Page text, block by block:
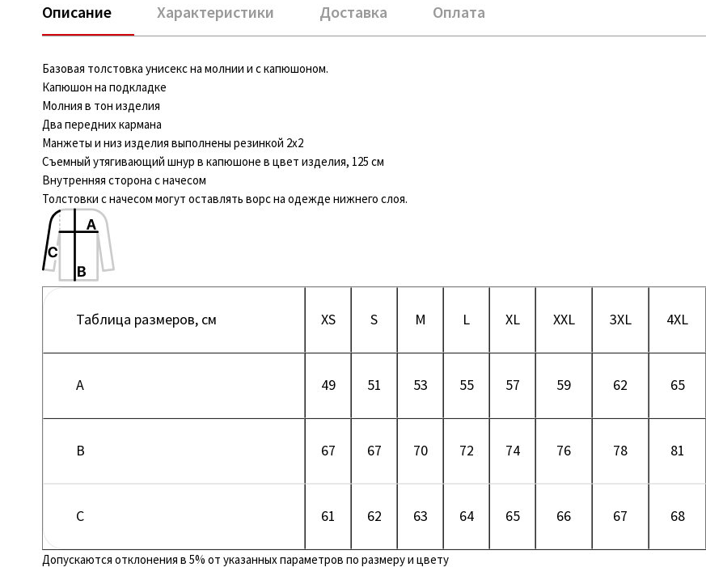
Описание Характеристики Доставка Оплата
Базовая толстовка унисекс на молнии и с капюшоном.
Капюшон на подкладке
Молния в тон изделия
Два передних кармана
Манжеты и низ изделия выполнены резинкой 2х2
Съемный утягивающий шнур в капюшоне в цвет изделия, 125 см
Внутренняя сторона с начесом
Толстовки с начесом могут оставлять ворс на одежде нижнего слоя.
Таблица размеров, см XS S M L XL XXL 3XL 4XL
A 49 51 53 55 57 59 62 65
B 67 67 70 72 74 76 78 81
C 61 62 63 64 65 66 67 68
Допускаются отклонения в 5% от указанных параметров по размеру и цвету